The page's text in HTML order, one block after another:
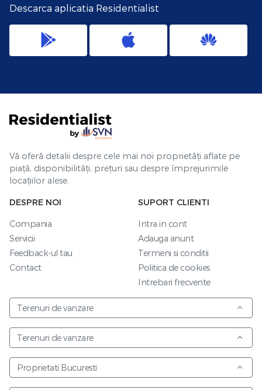
Descarca aplicatia Residentialist
Vă oferă detalii despre cele mai noi proprietăți aflate pe
piață, disponibilități, prețuri sau despre împrejurimile
locațiilor alese.
DESPRE NOI
Compania
Servicii
Feedback-ul tau
Contact
SUPORT CLIENTI
Intra in cont
Adauga anunt
Termeni si conditii
Politica de cookies
Intrebari frecvente
Terenuri de vanzare
Terenuri de vanzare
Proprietati Bucuresti